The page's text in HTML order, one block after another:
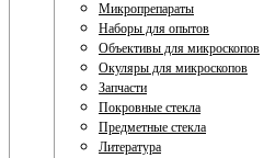
Микропрепараты
Наборы для опытов
Объективы для микроскопов
Окуляры для микроскопов
Запчасти
Покровные стекла
Предметные стекла
Литература